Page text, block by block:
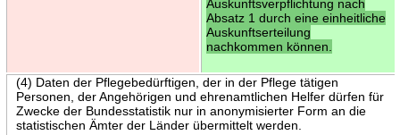
Auskunftsverpflichtung nach
Absatz 1 durch eine einheitliche
Auskunftserteilung
nachkommen können.
(4) Daten der Pflegebedürftigen, der in der Pflege tätigen
Personen, der Angehörigen und ehrenamtlichen Helfer dürfen für
Zwecke der Bundesstatistik nur in anonymisierter Form an die
statistischen Ämter der Länder übermittelt werden.